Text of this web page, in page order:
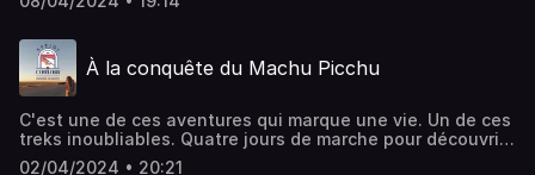
tectoniques, celle du continent Américain et celle de
extérieur de -27 degrés je vous emmène avec moi nager
dans l'eau la plus claire du monde. Sortez les combis, on y
va ! Bisous la team. Hébergé par Ausha. Visitez
d'informations.
À la conquête du Machu Picchu
C'est une de ces aventures qui marque une vie. Un de ces
treks inoubliables. Quatre jours de marche pour découvrir
une des merveilles du monde : le machu picchu. Dans ce
02/04/2024 • 20:21